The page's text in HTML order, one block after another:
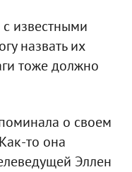
известными
назвать их
тоже должно
о своем
то она
Эллен